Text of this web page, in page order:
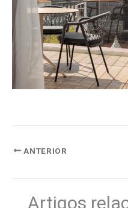
ANTERIOR
Artigos